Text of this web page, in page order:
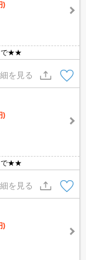
)
で★★
を見る
)
で★★
を見る
)